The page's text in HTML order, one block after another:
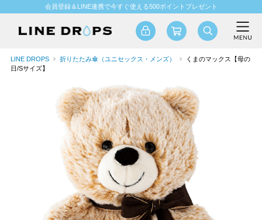
会員登録＆LINE連携で今すぐ使える500ポイントプレゼント
LINE DROPS 折りたたみ傘（ユニセックス・メンズ）
くまのマックス【母の
日/Sサイズ】